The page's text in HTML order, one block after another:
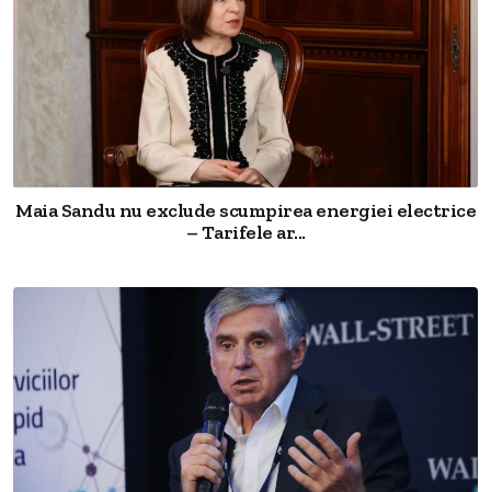
Maia Sandu nu exclude scumpirea energiei electrice
– Tarifele ar...